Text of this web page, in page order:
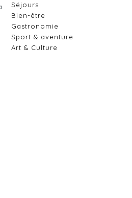
Séjours
Bien-être
Gastronomie
Sport & aventure
Art & Culture